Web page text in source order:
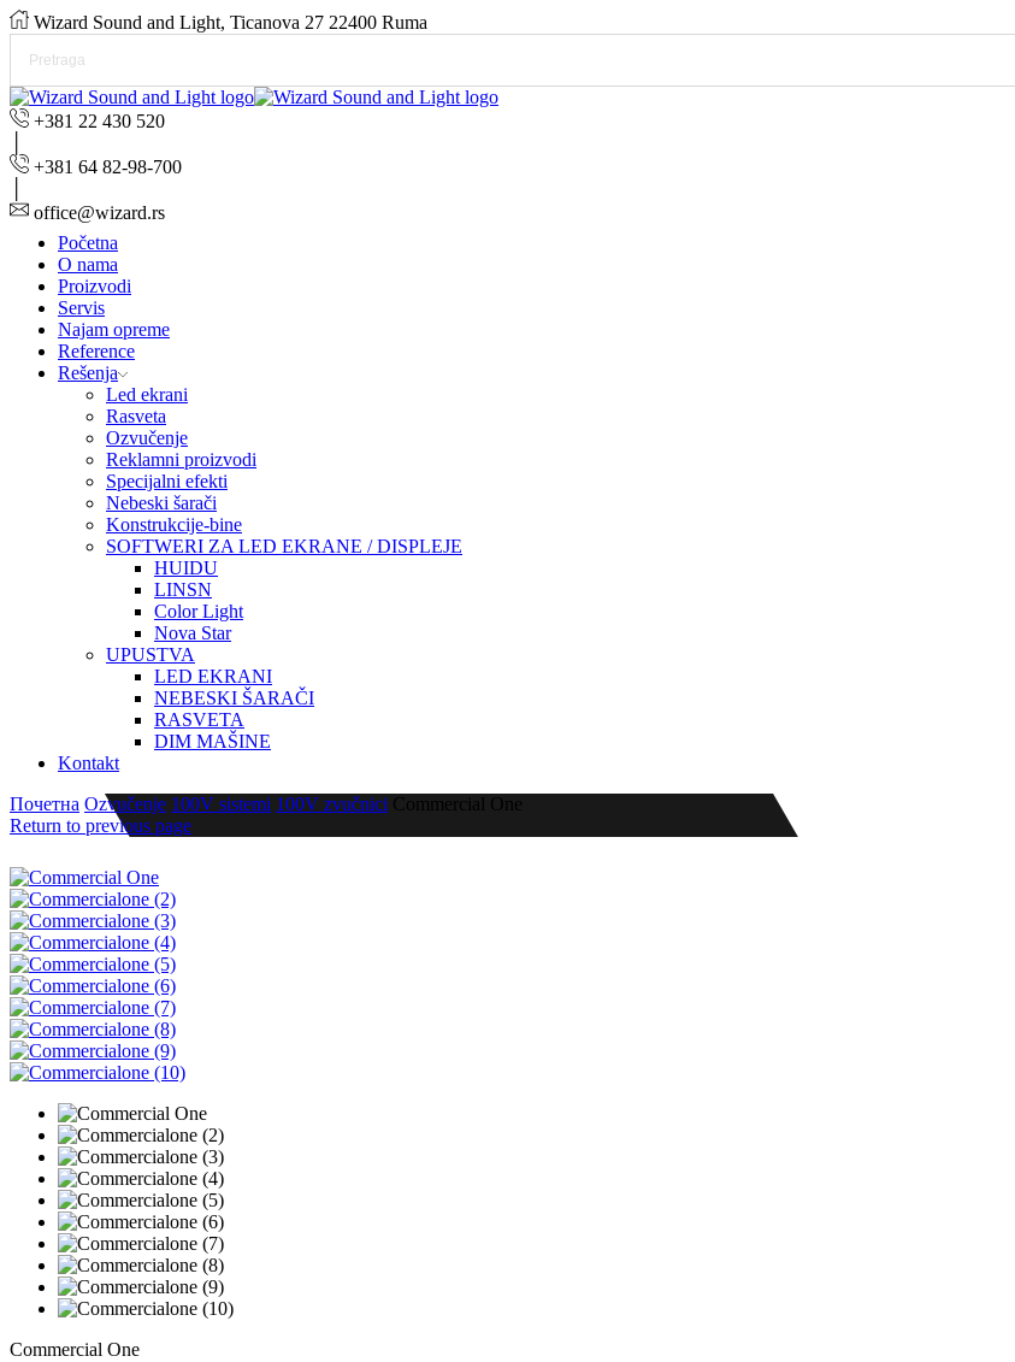
Wizard Sound and Light, Ticanova 27 22400 Ruma
+381 22 430 520
+381 64 82-98-700
office@wizard.rs
Početna
O nama
Proizvodi
Servis
Najam opreme
Reference
Rešenja
Led ekrani
Rasveta
Ozvučenje
Reklamni proizvodi
Specijalni efekti
Nebeski šarači
Konstrukcije-bine
SOFTWERI ZA LED EKRANE / DISPLEJE
HUIDU
LINSN
Color Light
Nova Star
UPUSTVA
LED EKRANI
NEBESKI ŠARAČI
RASVETA
DIM MAŠINE
Kontakt
Почетна Ozvučenje 100V sistemi 100V zvučnici Commercial One
Return to previous page
Commercial One